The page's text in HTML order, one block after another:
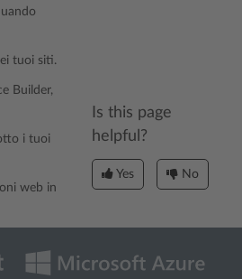
tuoi siti.
Builder,
i tuoi
web in
Is this page
helpful?
Yes No